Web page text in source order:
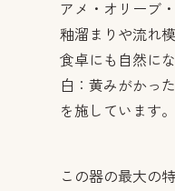
アメ・オリーブ
釉溜まりや流れ
食卓にも自然に
白：黄みがかっ
を施しています。
この器の最大の